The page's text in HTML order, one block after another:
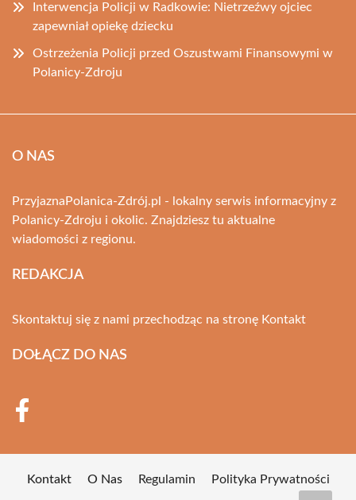
Interwencja Policji w Radkowie: Nietrzeźwy ojciec
zapewniał opiekę dziecku
Ostrzeżenia Policji przed Oszustwami Finansowymi w
Polanicy-Zdroju
O NAS
PrzyjaznaPolanica-Zdrój.pl - lokalny serwis informacyjny z
Polanicy-Zdroju i okolic. Znajdziesz tu aktualne
wiadomości z regionu.
REDAKCJA
Skontaktuj się z nami przechodząc na stronę Kontakt
DOŁĄCZ DO NAS
Kontakt O Nas Regulamin Polityka Prywatności